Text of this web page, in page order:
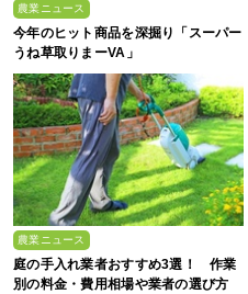
農業ニュース
今年のヒット商品を深掘り「スーパー
うね草取りまーVA」
農業ニュース
庭の手入れ業者おすすめ3選！ 作業
別の料金・費用相場や業者の選び方